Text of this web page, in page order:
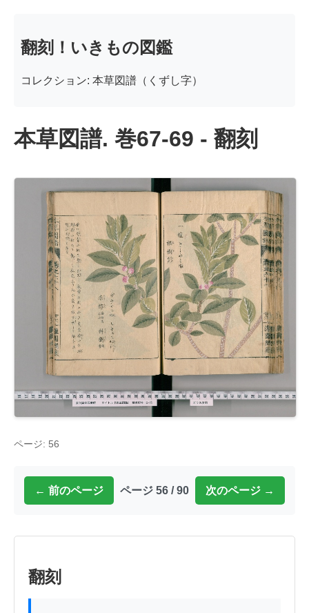
翻刻！いきもの図鑑
コレクション: 本草図譜（くずし字）
本草図譜. 巻67-69 - 翻刻
ページ: 56
← 前のページ ページ 56 / 90 次のページ →
翻刻